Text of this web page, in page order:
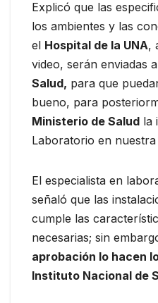
Explicó que las
los ambientes y las
el Hospital de la UNA,
video, serán enviadas
Salud, para que
bueno, para
Ministerio de Salud la
Laboratorio en nuestra
El especialista en
señaló que las
cumple las
necesarias; sin
aprobación lo hacen
Instituto Nacional de